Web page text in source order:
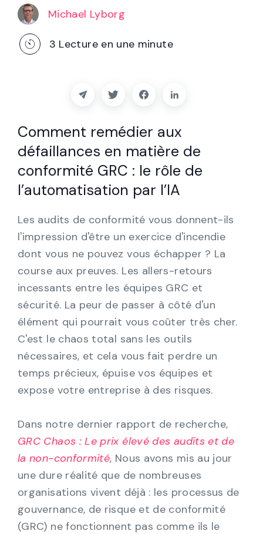
Partenaires
Contact
Français
Demander une démo
Michael Lyborg
3 Lecture en une minute
Comment remédier aux
défaillances en matière de
conformité GRC : le rôle de
l’automatisation par l’IA
Les audits de conformité vous donnent-ils
l'impression d'être un exercice d'incendie
dont vous ne pouvez vous échapper ? La
course aux preuves. Les allers-retours
incessants entre les équipes GRC et
sécurité. La peur de passer à côté d'un
élément qui pourrait vous coûter très cher.
C'est le chaos total sans les outils
nécessaires, et cela vous fait perdre un
temps précieux, épuise vos équipes et
expose votre entreprise à des risques.
Dans notre dernier rapport de recherche,
GRC Chaos : Le prix élevé des audits et de
la non-conformité, Nous avons mis au jour
une dure réalité que de nombreuses
organisations vivent déjà : les processus de
gouvernance, de risque et de conformité
(GRC) ne fonctionnent pas comme ils le